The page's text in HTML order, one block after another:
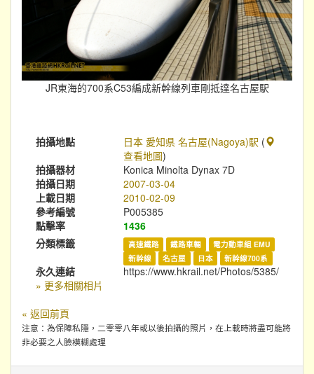
JR東海的700系C53編成新幹線列車剛抵達名古屋駅
拍攝地點 日本 愛知県 名古屋(Nagoya)駅 (
查看地圖)
拍攝器材
Konica Minolta Dynax 7D
拍攝日期
2007-03-04
上載日期
2010-02-09
參考編號
P005385
點擊率
1436
分類標籤
高速鐵路 鐵路車輛
電力動車組 EMU
新幹線
名古屋 日本 新幹線700系
永久連結
https://www.hkrail.net/Photos/5385/
» 更多相關相片
« 返回前頁
注意：為保障私隱，二零零八年或以後拍攝的照片，在上載時將盡可能將
非必要之人臉模糊處理